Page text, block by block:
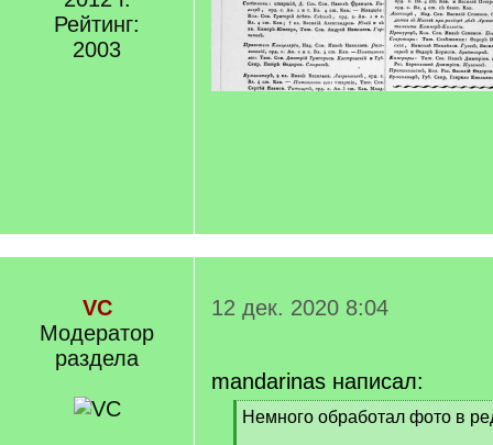
Рейтинг:
2003
VC
Модератор
раздела
12 дек. 2020 8:04
mandarinas написал:
[Немного обработал фото в